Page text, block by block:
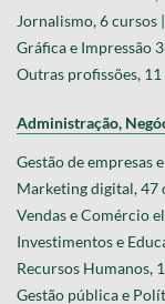
Jornalismo, 6 cursos |
Gráfica e Impressão
Outras profissões, 11
Administração,
Gestão de empresas
Marketing digital, 47
Vendas e Comércio
Investimentos e
Recursos Humanos,
Gestão pública e